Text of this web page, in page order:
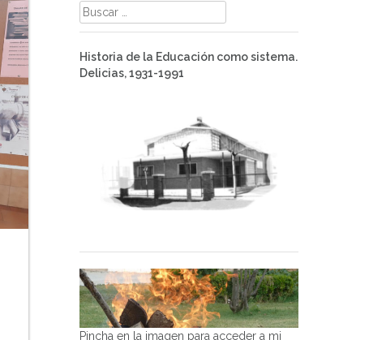
Buscar:
Historia de la Educación como sistema.
Delicias, 1931-1991
Pincha en la imagen para acceder a mi